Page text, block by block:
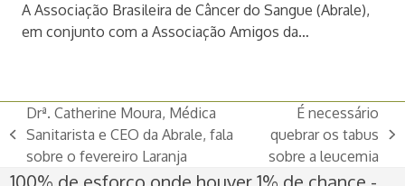
A Associação Brasileira de Câncer do Sangue (Abrale),
em conjunto com a Associação Amigos da…
previous
post:
Drª. Catherine Moura, Médica
Sanitarista e CEO da Abrale, fala
sobre o fevereiro Laranja
next
post:
É necessário
quebrar os tabus
sobre a leucemia